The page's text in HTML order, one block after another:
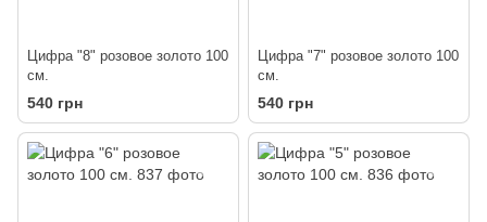
Цифра "8" розовое золото 100
см.
540 грн
Цифра "7" розовое золото 100
см.
540 грн